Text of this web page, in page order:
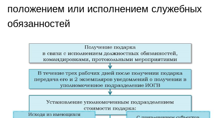
положением или исполнением служебных
обязанностей